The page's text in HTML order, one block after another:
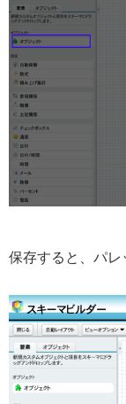
保存すると、パレ